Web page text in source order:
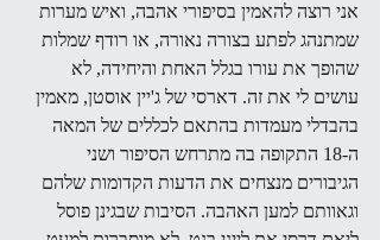
אני רוצה להאמין בסיפורי אהבה, ואיש מערות
שמתנהג לפתע בצורה נאורה, או רודף שמלות
שהופך את עורו בגלל האחת והיחידה, לא
עושים לי את זה. דארסי של ג'יין אוסטן, מאמין
בהבדלי מעמדות בהתאם לכללים של המאה
ה-18 התקופה בה מתרחש הסיפור ושני
הגיבורים מנצחים את הדעות הקדומות שלהם
וגאוותם למען האהבה. הסיבות שבגינן פוסל